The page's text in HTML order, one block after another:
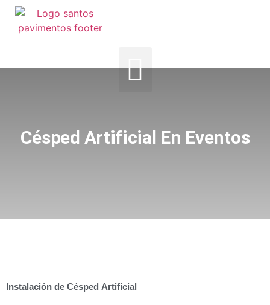
Césped Artificial En Eventos
Instalación de Césped Artificial